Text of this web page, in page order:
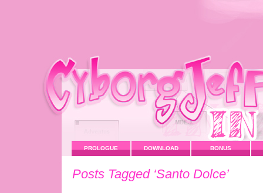
PROLOGUE DOWNLOAD BONUS
Posts Tagged ‘Santo Dolce’